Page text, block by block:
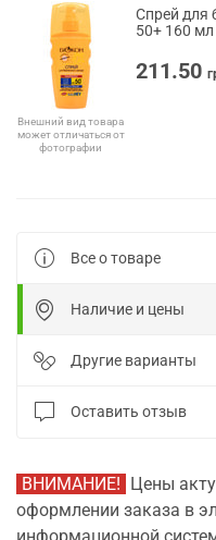
Внешний вид товара
может отличаться от
фотографии
Спрей для
50+ 160 мл
211.50
Все о товаре
Наличие и цены
Другие варианты
Оставить отзыв
ВНИМАНИЕ! Цены
оформлении заказа в